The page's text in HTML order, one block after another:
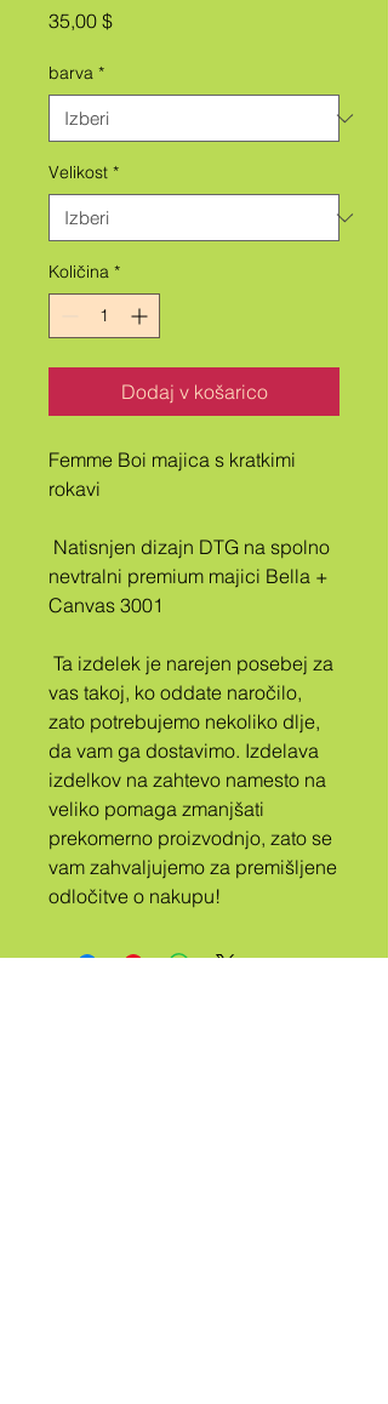
35,00 $Price
barva *
Velikost *
Količina *
Dodaj v košarico
Femme Boi majica s kratkimi
rokavi
nevtralni premium majici Bella +
Canvas 3001
vas takoj, ko oddate naročilo,
zato potrebujemo nekoliko dlje,
da vam ga dostavimo. Izdelava
izdelkov na zahtevo namesto na
veliko pomaga zmanjšati
prekomerno proizvodnjo, zato se
vam zahvaljujemo za premišljene
odločitve o nakupu!